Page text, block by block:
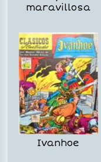
maravillosa
Ivanhoe